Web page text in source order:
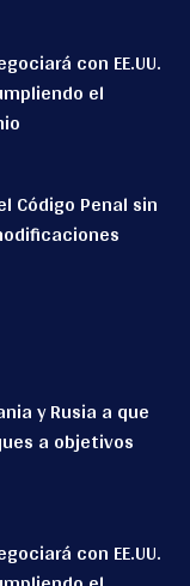
con EE.UU.
el
Código Penal sin
y Rusia a que
a objetivos
con EE.UU.